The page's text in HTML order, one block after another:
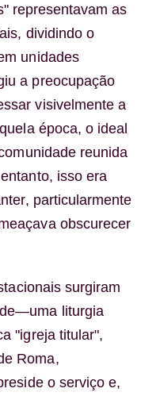
representavam as
dividindo o
unidades
a preocupação
visivelmente a
época, o ideal
reunida
isso era
particularmente
obscurecer
surgiram
liturgia
"igreja titular",
Roma,
o serviço e,